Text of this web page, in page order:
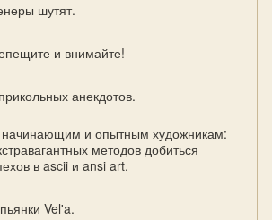
шутят.
и внимайте!
анекдотов.
и опытным художникам:
методов добиться
в ascii и ansi art.
Vel'a.